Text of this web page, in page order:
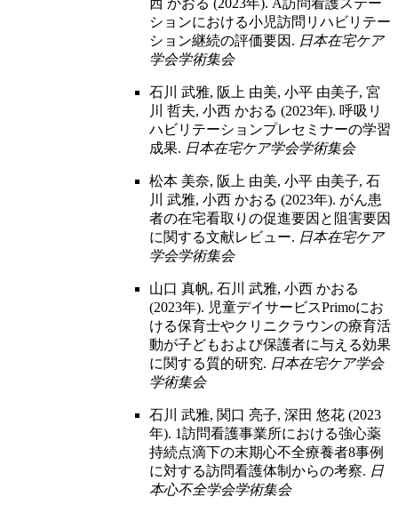
西 かおる (2023年). A訪問看護ステー
ションにおける小児訪問リハビリテー
ション継続の評価要因. 日本在宅ケア
学会学術集会
石川 武雅, 阪上 由美, 小平 由美子, 宮
川 哲夫, 小西 かおる (2023年). 呼吸リ
ハビリテーションプレセミナーの学習
成果. 日本在宅ケア学会学術集会
松本 美奈, 阪上 由美, 小平 由美子, 石
川 武雅, 小西 かおる (2023年). がん患
者の在宅看取りの促進要因と阻害要因
に関する文献レビュー. 日本在宅ケア
学会学術集会
山口 真帆, 石川 武雅, 小西 かおる
(2023年). 児童デイサービスPrimoにお
ける保育士やクリニクラウンの療育活
動が子どもおよび保護者に与える効果
に関する質的研究. 日本在宅ケア学会
学術集会
石川 武雅, 関口 亮子, 深田 悠花 (2023
年). 1訪問看護事業所における強心薬
持続点滴下の末期心不全療養者8事例
に対する訪問看護体制からの考察. 日
本心不全学会学術集会